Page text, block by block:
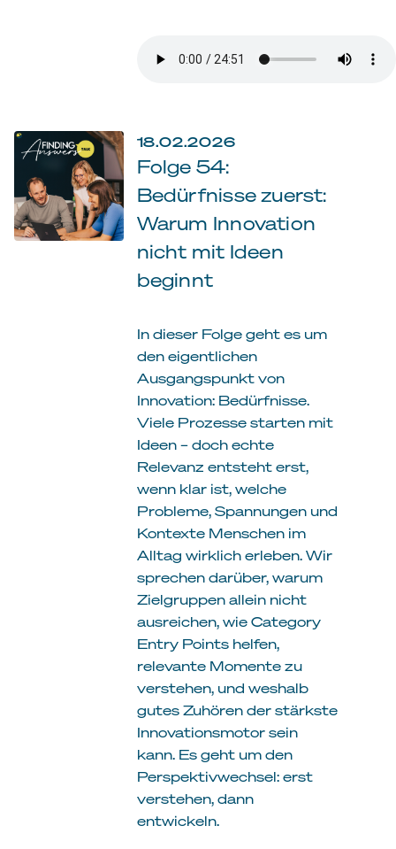
18.02.2026
Folge 54:
Bedürfnisse zuerst:
Warum Innovation
nicht mit Ideen
beginnt
In dieser Folge geht es um
den eigentlichen
Ausgangspunkt von
Innovation: Bedürfnisse.
Viele Prozesse starten mit
Ideen – doch echte
Relevanz entsteht erst,
wenn klar ist, welche
Probleme, Spannungen und
Kontexte Menschen im
Alltag wirklich erleben. Wir
sprechen darüber, warum
Zielgruppen allein nicht
ausreichen, wie Category
Entry Points helfen,
relevante Momente zu
verstehen, und weshalb
gutes Zuhören der stärkste
Innovationsmotor sein
kann. Es geht um den
Perspektivwechsel: erst
verstehen, dann
entwickeln.